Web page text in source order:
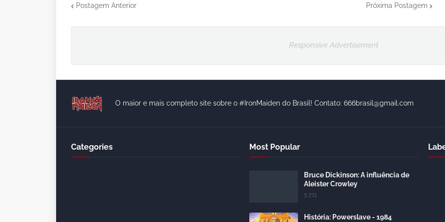
Postagem Anterior Próxima Postagem
Responsive Advertisement
O maior e mais completo site sobre o #IronMaiden do Brasil! Contato: 666brasil@gmail.com
Categories Most Popular
Bruce Dickinson: A influência de
Aleister Crowley
5.7.11
História: Powerslave - 1984